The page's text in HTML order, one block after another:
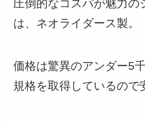
圧倒的なコスパが魅力の
は、ネオライダース製。
価格は驚異のアンダー5
規格を取得しているので